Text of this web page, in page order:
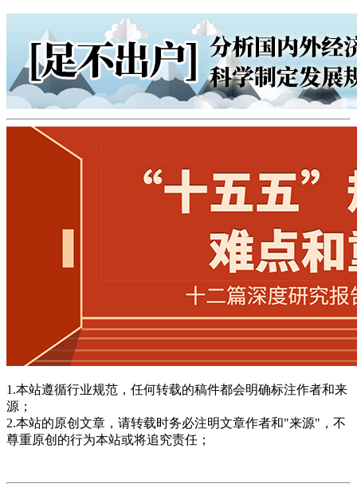
1.本站遵循行业规范，任何转载的稿件都会明确标注作者和来
源；
2.本站的原创文章，请转载时务必注明文章作者和"来源"，不
尊重原创的行为本站或将追究责任；